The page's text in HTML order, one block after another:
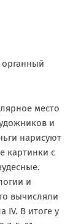
место
и
нарисуют
картинки с
и
вычисляли
IV. В итоге у